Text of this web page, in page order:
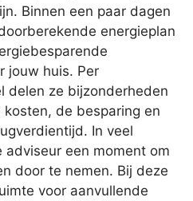
Binnen een paar dagen
energieplan
jouw huis. Per
delen ze bijzonderheden
de besparing en
In veel
adviseur een moment om
door te nemen. Bij deze
voor aanvullende